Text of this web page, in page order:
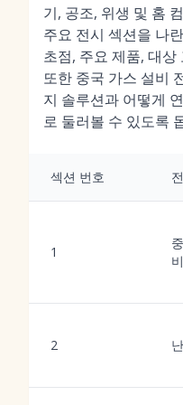
기, 공조, 위생 및 홈
주요 전시 섹션을 나
초점, 주요 제품, 대
또한 중국 가스 설비
지 솔루션과 어떻게
로 둘러볼 수 있도록
섹션 번호
1
2